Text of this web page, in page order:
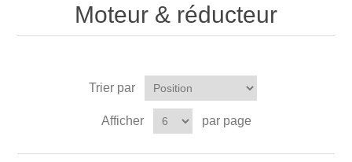
Moteur & réducteur
Trier par
Afficher par page